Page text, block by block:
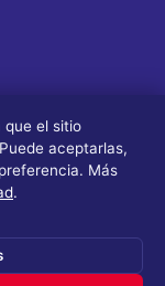
que el sitio
aceptarlas,
Más
.